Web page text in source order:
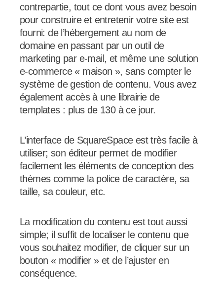
contrepartie, tout ce dont vous avez besoin
pour construire et entretenir votre site est
fourni: de l’hébergement au nom de
domaine en passant par un outil de
marketing par e-mail, et même une solution
e-commerce « maison », sans compter le
système de gestion de contenu. Vous avez
également accès à une librairie de
templates : plus de 130 à ce jour.
L’interface de SquareSpace est très facile à
utiliser; son éditeur permet de modifier
facilement les éléments de conception des
thèmes comme la police de caractère, sa
taille, sa couleur, etc.
La modification du contenu est tout aussi
simple; il suffit de localiser le contenu que
vous souhaitez modifier, de cliquer sur un
bouton « modifier » et de l’ajuster en
conséquence.